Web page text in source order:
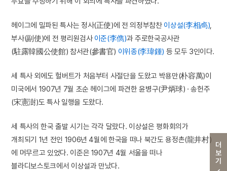
더보기
헤이그에 밀파된 특사는 정사(正使)에 전 의정부참찬 이상설(李相卨)
부사(副使)에 전 평리원검사 이준(李儁)과 주로한국공사관
(駐露韓國公使館) 참서관(參書官) 이위종(李瑋鍾) 등 모두 3인이다.
세 특사 외에도 헐버트가 처음부터 사절단을 도왔고 박용만(朴容萬)이
미국에서 1907년 7월 초순 헤이그에 파견한 윤병구(尹炳球) · 송헌주
(宋憲澍)도 특사 일행을 도왔다.
세 특사의 한국 출발 시기는 각각 달랐다. 이상설은 평화회의가
개최되기 1년 전인 1906년 4월에 한국을 떠나 북간도 용정촌(龍井村)
에 머무르고 있었다. 이준은 1907년 4월 서울을 떠나
블라디보스토크에서 이상설과 만났다.